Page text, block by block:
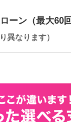
ーン（最大60
異なります）